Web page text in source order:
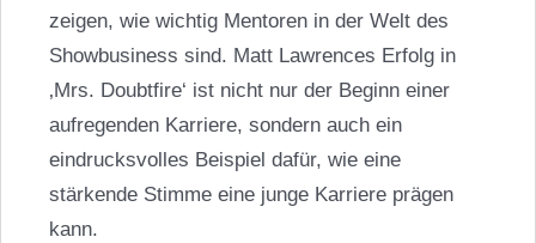
zeigen, wie wichtig Mentoren in der Welt des
Showbusiness sind. Matt Lawrences Erfolg in
‚Mrs. Doubtfire‘ ist nicht nur der Beginn einer
aufregenden Karriere, sondern auch ein
eindrucksvolles Beispiel dafür, wie eine
stärkende Stimme eine junge Karriere prägen
kann.